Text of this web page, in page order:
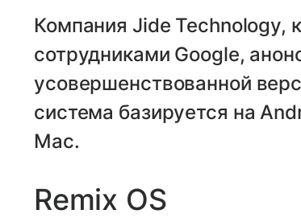
Компания Jide Technology,
сотрудниками Google,
усовершенствованной
система базируется на
Mac.
Remix OS